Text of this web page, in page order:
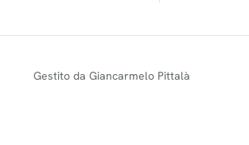
Gestito da Giancarmelo Pittalà